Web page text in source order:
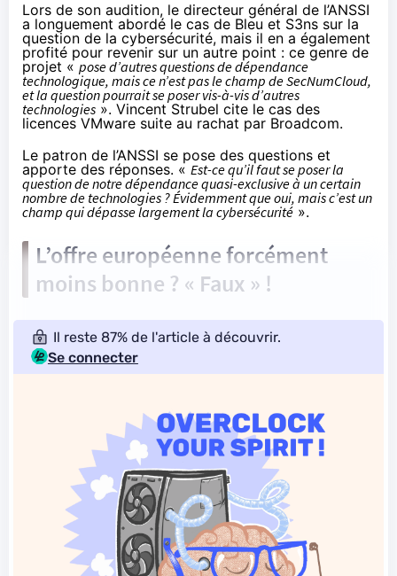
Lors de son audition, le directeur général de l’ANSSI
a longuement abordé le cas de Bleu et S3ns sur la
question de la cybersécurité, mais il en a également
profité pour revenir sur un autre point : ce genre de
projet « pose d’autres questions de dépendance
technologique, mais ce n’est pas le champ de SecNumCloud,
et la question pourrait se poser vis-à-vis d’autres
technologies ». Vincent Strubel cite le cas des
licences VMware suite au rachat par Broadcom.
Le patron de l’ANSSI se pose des questions et
apporte des réponses. « Est-ce qu’il faut se poser la
question de notre dépendance quasi-exclusive à un certain
nombre de technologies ? Évidemment que oui, mais c’est un
champ qui dépasse largement la cybersécurité ».
L’offre européenne forcément
moins bonne ? « Faux » !
Il reste 87% de l'article à découvrir.
Se connecter